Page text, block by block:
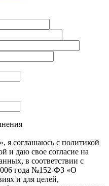
я соглашаюсь с политикой
и даю свое согласие на
в соответствии с
года №152-ФЗ «О
и для целей,